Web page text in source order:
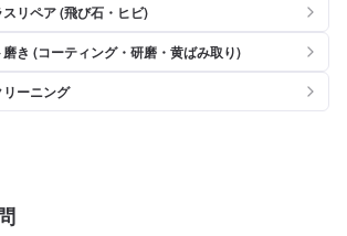
リペア (飛び石・ヒビ)
き (コーティング・研磨・黄ばみ取り)
ーニング